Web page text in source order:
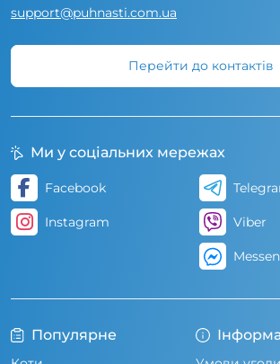
support@puhnasti.com.ua
Перейти до контактів
Популярне
Ми у соціальних мережах
Facebook
Instagram Viber